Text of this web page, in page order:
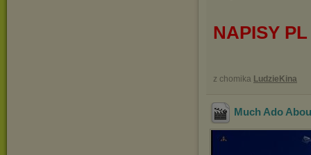
NAPISY PL
z chomika LudzieKina
Much Ado